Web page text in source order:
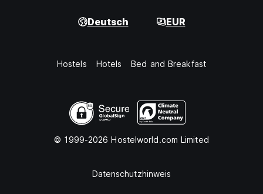
Deutsch EUR
Hostels Hotels Bed and Breakfast
© 1999-2026 Hostelworld.com Limited
Datenschutzhinweis